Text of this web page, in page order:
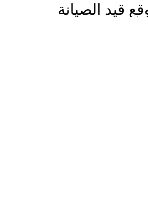
قيد الصيانة